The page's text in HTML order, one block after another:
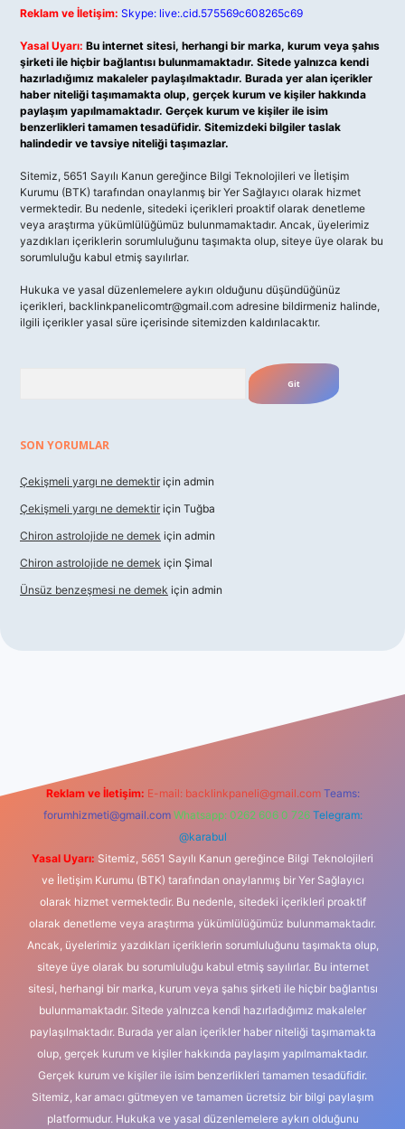
Reklam ve İletişim: Skype: live:.cid.575569c608265c69
Yasal Uyarı: Bu internet sitesi, herhangi bir marka, kurum veya şahıs
şirketi ile hiçbir bağlantısı bulunmamaktadır. Sitede yalnızca kendi
hazırladığımız makaleler paylaşılmaktadır. Burada yer alan içerikler
haber niteliği taşımamakta olup, gerçek kurum ve kişiler hakkında
paylaşım yapılmamaktadır. Gerçek kurum ve kişiler ile isim
benzerlikleri tamamen tesadüfidir. Sitemizdeki bilgiler taslak
halindedir ve tavsiye niteliği taşımazlar.
Sitemiz, 5651 Sayılı Kanun gereğince Bilgi Teknolojileri ve İletişim
Kurumu (BTK) tarafından onaylanmış bir Yer Sağlayıcı olarak hizmet
vermektedir. Bu nedenle, sitedeki içerikleri proaktif olarak denetleme
veya araştırma yükümlülüğümüz bulunmamaktadır. Ancak, üyelerimiz
yazdıkları içeriklerin sorumluluğunu taşımakta olup, siteye üye olarak bu
sorumluluğu kabul etmiş sayılırlar.
Hukuka ve yasal düzenlemelere aykırı olduğunu düşündüğünüz
içerikleri, backlinkpanelicomtr@gmail.com adresine bildirmeniz halinde,
ilgili içerikler yasal süre içerisinde sitemizden kaldırılacaktır.
SON YORUMLAR
Çekişmeli yargı ne demektir için admin
Çekişmeli yargı ne demektir için Tuğba
Chiron astrolojide ne demek için admin
Chiron astrolojide ne demek için Şimal
Ünsüz benzeşmesi ne demek için admin
Reklam ve İletişim: E-mail: backlinkpaneli@gmail.com Teams:
forumhizmeti@gmail.com Whatsapp: 0262 606 0 726 Telegram:
@karabul
Yasal Uyarı: Sitemiz, 5651 Sayılı Kanun gereğince Bilgi Teknolojileri
ve İletişim Kurumu (BTK) tarafından onaylanmış bir Yer Sağlayıcı
olarak hizmet vermektedir. Bu nedenle, sitedeki içerikleri proaktif
olarak denetleme veya araştırma yükümlülüğümüz bulunmamaktadır.
Ancak, üyelerimiz yazdıkları içeriklerin sorumluluğunu taşımakta olup,
siteye üye olarak bu sorumluluğu kabul etmiş sayılırlar. Bu internet
sitesi, herhangi bir marka, kurum veya şahıs şirketi ile hiçbir bağlantısı
bulunmamaktadır. Sitede yalnızca kendi hazırladığımız makaleler
paylaşılmaktadır. Burada yer alan içerikler haber niteliği taşımamakta
olup, gerçek kurum ve kişiler hakkında paylaşım yapılmamaktadır.
Gerçek kurum ve kişiler ile isim benzerlikleri tamamen tesadüfidir.
Sitemiz, kar amacı gütmeyen ve tamamen ücretsiz bir bilgi paylaşım
platformudur. Hukuka ve yasal düzenlemelere aykırı olduğunu